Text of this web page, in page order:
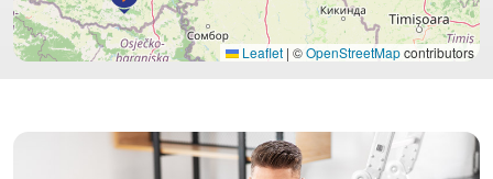
Leaflet | ©OpenStreetMapcontributors